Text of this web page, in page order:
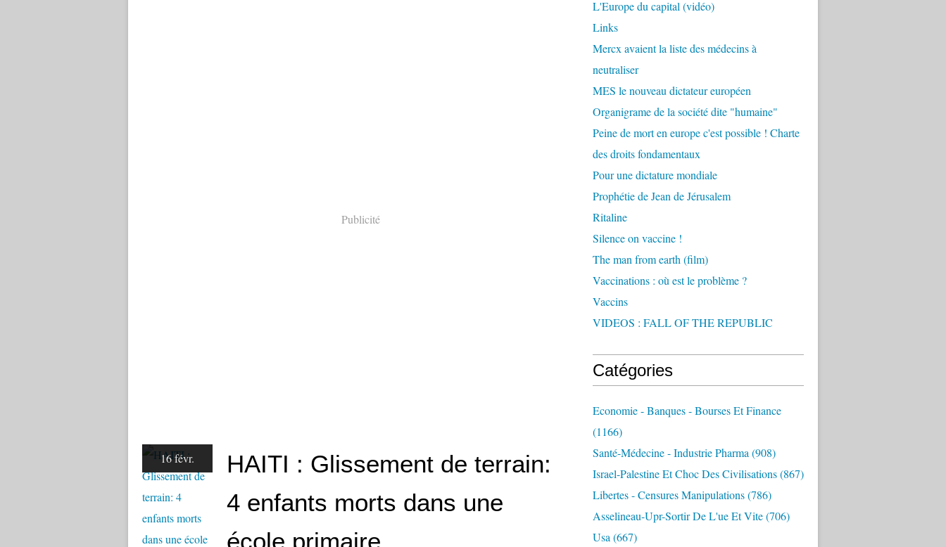
Publicité
16 févr.
HAITI : Glissement de terrain:
4 enfants morts dans une
école primaire
L'Europe du capital (vidéo)
Links
Mercx avaient la liste des médecins à
neutraliser
MES le nouveau dictateur européen
Organigrame de la société dite "humaine"
Peine de mort en europe c'est possible ! Charte
des droits fondamentaux
Pour une dictature mondiale
Prophétie de Jean de Jérusalem
Ritaline
Silence on vaccine !
The man from earth (film)
Vaccinations : où est le problème ?
Vaccins
VIDEOS : FALL OF THE REPUBLIC
Catégories
Economie - Banques - Bourses Et Finance
(1166)
Santé-Médecine - Industrie Pharma (908)
Israel-Palestine Et Choc Des Civilisations(867)
Libertes - Censures Manipulations(786)
Asselineau-Upr-Sortir De L'ue Et Vite(706)
Usa (667)